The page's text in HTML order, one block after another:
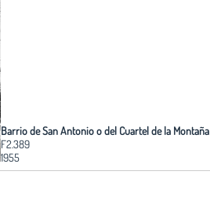
Barrio de San Antonio o del Cuartel de la Montaña
F2.389
1955